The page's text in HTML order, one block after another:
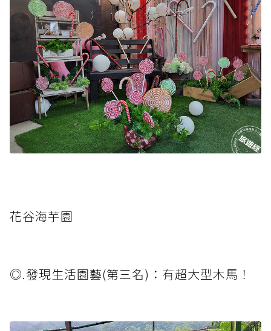
花谷海芋園
◎.發現生活園藝(第三名)：有超大型木馬！